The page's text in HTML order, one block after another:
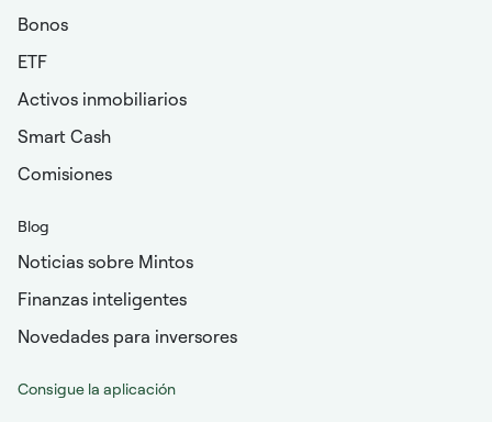
Bonos
ETF
Activos inmobiliarios
Smart Cash
Comisiones
Blog
Noticias sobre Mintos
Finanzas inteligentes
Novedades para inversores
Consigue la aplicación